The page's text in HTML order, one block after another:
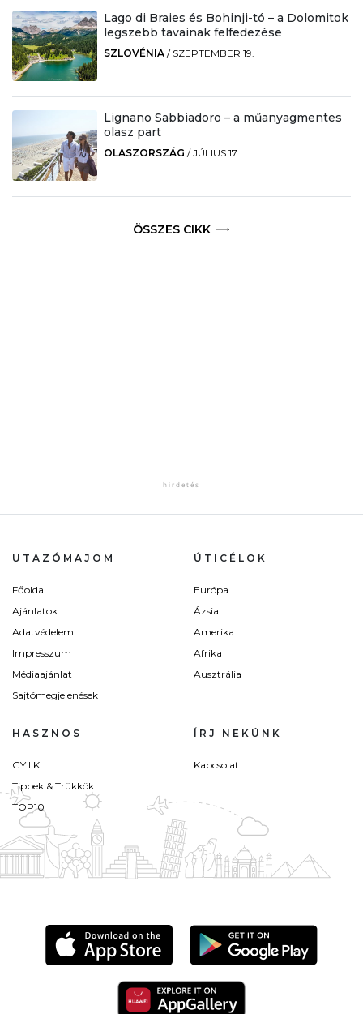
Lago di Braies és Bohinji-tó – a Dolomitok
legszebb tavainak felfedezése
SZLOVÉNIA / SZEPTEMBER 19.
Lignano Sabbiadoro – a műanyagmentes
olasz part
OLASZORSZÁG /JÚLIUS 17.
ÖSSZES CIKK
UTAZÓMAJOM
Főoldal
Ajánlatok
Adatvédelem
Impresszum
Médiaajánlat
Sajtómegjelenések
ÚTICÉLOK
Európa
Ázsia
Amerika
Afrika
Ausztrália
HASZNOS
GY.I.K.
Tippek & Trükkök
TOP10
ÍRJ NEKÜNK
Kapcsolat